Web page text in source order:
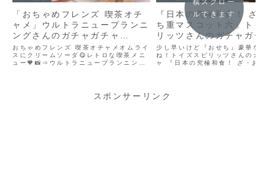
「おちゃめフレンズ 喫茶オチ
ャメ」ウルトラニュープランニ
ングさんのガチャガチャ
(2023年6月発売)
おちゃめフレンズ 喫茶オチャメオムライ
スにクリームソーダ😋レトロな喫茶メニ
ュー🧡📸⇒ウルトラニュープランニング
『日本の究極和食！ ざ
ち重マスコット六』ト
リッツさんのガチャガ
(2023年12月発売)
少し早いけど『おせち』豪華な
ね！トイズスピリッツさんのガ
ャ 『日本の究極和食！ ざ・お
ルできます
スポンサーリンク